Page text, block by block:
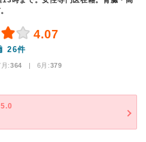
4.07
26件
:364 | 6月:379
5.0